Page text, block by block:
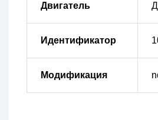
Двигатель
Идентификатор
Модификация